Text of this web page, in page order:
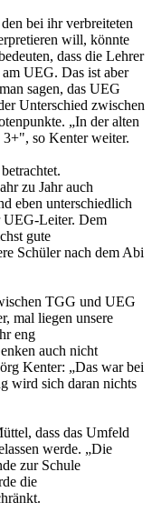
bei ihr verbreiteten
will, könnte
dass die Lehrer
UEG. Das ist aber
sagen, das UEG
Unterschied zwischen
„In der alten
so Kenter weiter.
zu Jahr auch
eben unterschiedlich
UEG-Leiter. Dem
gute
Schüler nach dem Abi
TGG und UEG
mal liegen unsere
eng
auch nicht
Kenter: „Das war bei
wird sich daran nichts
dass das Umfeld
werde. „Die
zur Schule
die